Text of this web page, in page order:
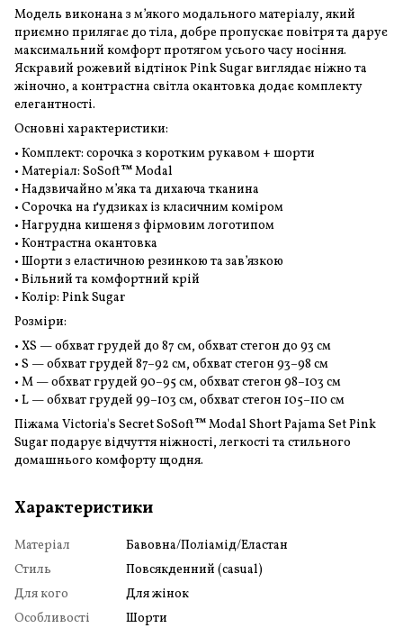
Модель виконана з м’якого модального матеріалу, який
приємно прилягає до тіла, добре пропускає повітря та дарує
максимальний комфорт протягом усього часу носіння.
Яскравий рожевий відтінок Pink Sugar виглядає ніжно та
жіночно, а контрастна світла окантовка додає комплекту
елегантності.
Основні характеристики:
• Комплект: сорочка з коротким рукавом + шорти
• Матеріал: SoSoft™ Modal
• Надзвичайно м’яка та дихаюча тканина
• Сорочка на ґудзиках із класичним коміром
• Нагрудна кишеня з фірмовим логотипом
• Контрастна окантовка
• Шорти з еластичною резинкою та зав’язкою
• Вільний та комфортний крій
• Колір: Pink Sugar
Розміри:
• XS — обхват грудей до 87 см, обхват стегон до 93 см
• S — обхват грудей 87–92 см, обхват стегон 93–98 см
• M — обхват грудей 90–95 см, обхват стегон 98–103 см
• L — обхват грудей 99–103 см, обхват стегон 105–110 см
Піжама Victoria's Secret SoSoft™ Modal Short Pajama Set Pink
Sugar подарує відчуття ніжності, легкості та стильного
домашнього комфорту щодня.
Характеристики
Матеріал
Бавовна/Поліамід/Еластан
Стиль
Повсякденний (casual)
Для кого
Для жінок
Особливості
Шорти